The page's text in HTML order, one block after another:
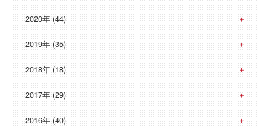
2020年 (44)
2019年 (35)
2018年 (18)
2017年 (29)
2016年 (40)